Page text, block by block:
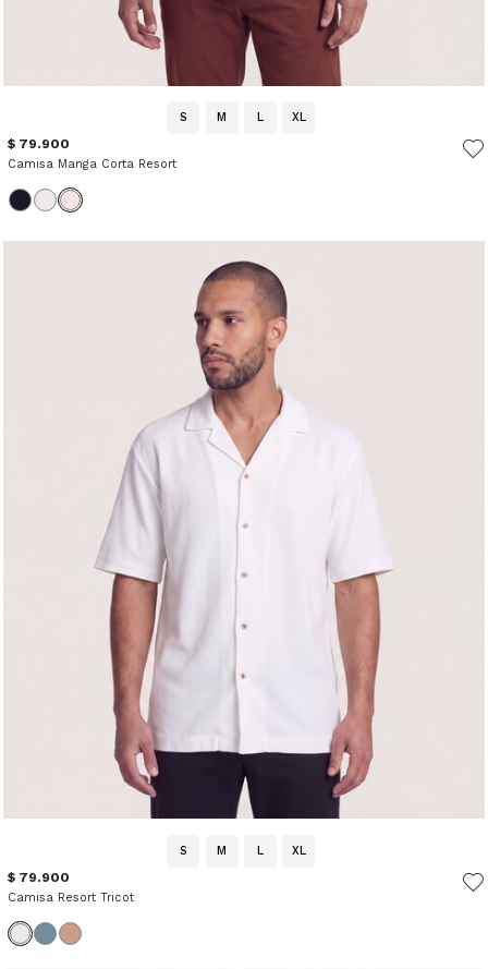
S M L XL
$ 79.900
Camisa Manga Corta Resort
S M L XL
$ 79.900
Camisa Resort Tricot